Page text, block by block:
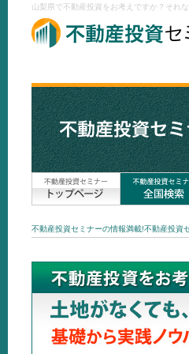
山梨県で不動産投資をお考えですか？それ
不動産投資セミナーの情報満載!不動産投資